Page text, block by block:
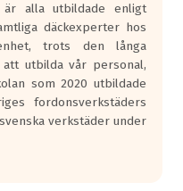
ligger
är alla utbildade enligt
däckexperter hos
trots den långa
utbilda vår personal,
som 2020 utbildade
fordonsverkstäders
verkstäder under